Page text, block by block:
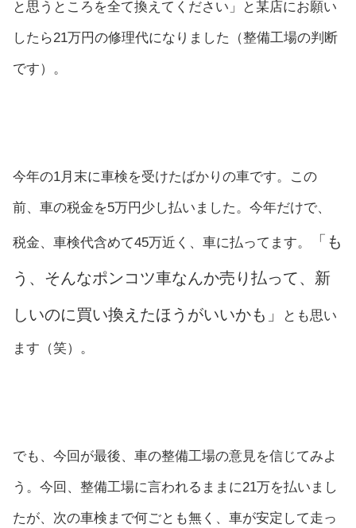
と思うところを全て換えてください」と某店にお願い
したら21万円の修理代になりました（整備工場の判断
です）。
今年の1月末に車検を受けたばかりの車です。この
前、車の税金を5万円少し払いました。今年だけで、
税金、車検代含めて45万近く、車に払ってます。 「も
う、そんなポンコツ車なんか売り払って、新
しいのに買い換えたほうがいいかも」 とも思い
ます（笑）。
でも、今回が最後、車の整備工場の意見を信じてみよ
う。今回、整備工場に言われるままに21万を払いまし
たが、次の車検まで何ごとも無く、車が安定して走っ